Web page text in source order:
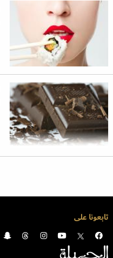
تابعونا على